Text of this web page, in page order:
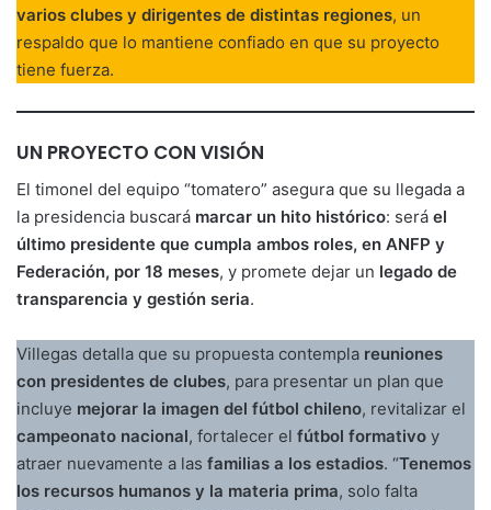
varios clubes y dirigentes de distintas regiones, un
respaldo que lo mantiene confiado en que su proyecto
tiene fuerza.
UN PROYECTO CON VISIÓN
El timonel del equipo “tomatero” asegura que su llegada a
la presidencia buscará marcar un hito histórico: será el
último presidente que cumpla ambos roles, en ANFP y
Federación, por 18 meses, y promete dejar un legado de
transparencia y gestión seria.
Villegas detalla que su propuesta contempla reuniones
con presidentes de clubes, para presentar un plan que
incluye mejorar la imagen del fútbol chileno, revitalizar el
campeonato nacional, fortalecer el fútbol formativo y
atraer nuevamente a las familias a los estadios. “Tenemos
los recursos humanos y la materia prima, solo falta